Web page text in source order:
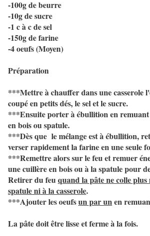
-100g de beurre
-10g de sucre
-1 c à c de sel
-150g de farine
-4 oeufs (Moyen)
Préparation
***Mettre à chauffer dans une casserole
coupé en petits dés, le sel et le sucre.
***Ensuite porter à ébullition en remuant
en bois ou spatule.
***Dès que le mélange est à ébullition,
verser rapidement la farine en une seule
***Remettre alors sur le feu et remuer
une cuillère en bois ou à la spatule pour
Retirer du feuquand la pâte ne colle
spatule ni à la casserole.
***Ajouter les oeufsun par unen
La pâte doit être lisse et ferme à la fois.